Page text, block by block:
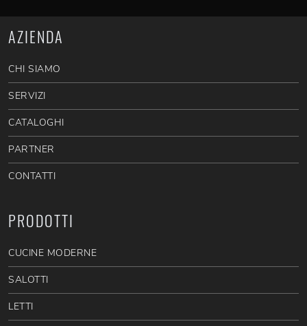
AZIENDA
CHI SIAMO
SERVIZI
CATALOGHI
PARTNER
CONTATTI
PRODOTTI
CUCINE MODERNE
SALOTTI
LETTI